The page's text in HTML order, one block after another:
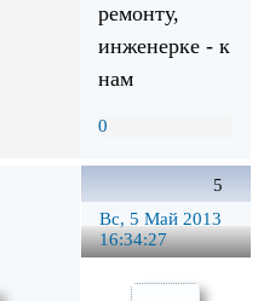
ремонту,
инженерке - к
нам
0
5
Вс, 5 Май 2013
16:34:27